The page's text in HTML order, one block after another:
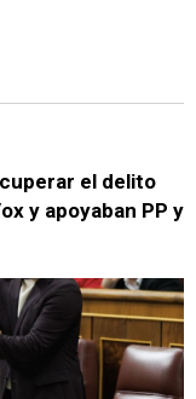
el delito
y apoyaban PP y